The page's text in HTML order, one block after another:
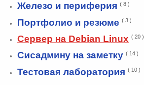
Железо и периферия ( 8 )
Портфолио и резюме ( 3 )
Сервер на Debian Linux ( 20 )
Сисадмину на заметку ( 14 )
Тестовая лаборатория ( 10 )